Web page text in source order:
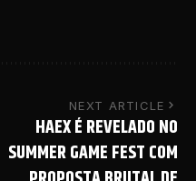
NEXT ARTICLE
HAEX É REVELADO NO
SUMMER GAME FEST COM